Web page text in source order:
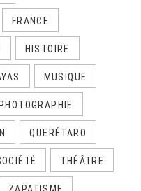
FRANCE
HISTOIRE
MUSIQUE
QUERÉTARO
THÉÂTRE
ZAPATISME